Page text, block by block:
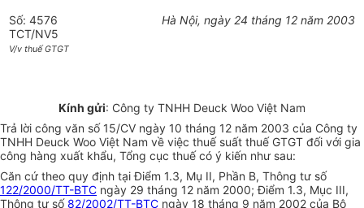
Số: 4576
TCT/NV5
V/v thuế GTGT
Hà Nội, ngày 24 tháng 12 năm 2003
Kính gửi: Công ty TNHH Deuck Woo Việt Nam
Trả lời công văn số 15/CV ngày 10 tháng 12 năm 2003 của Công ty
TNHH Deuck Woo Việt Nam về việc thuế suất thuế GTGT đối với gia
công hàng xuất khẩu, Tổng cục thuế có ý kiến như sau:
Căn cứ theo quy định tại Điểm 1.3, Mụ II, Phần B, Thông tư số
122/2000/TT-BTC ngày 29 tháng 12 năm 2000; Điểm 1.3, Mục III,
Thông tư số82/2002/TT-BTC ngày 18 tháng 9 năm 2002 của Bộ